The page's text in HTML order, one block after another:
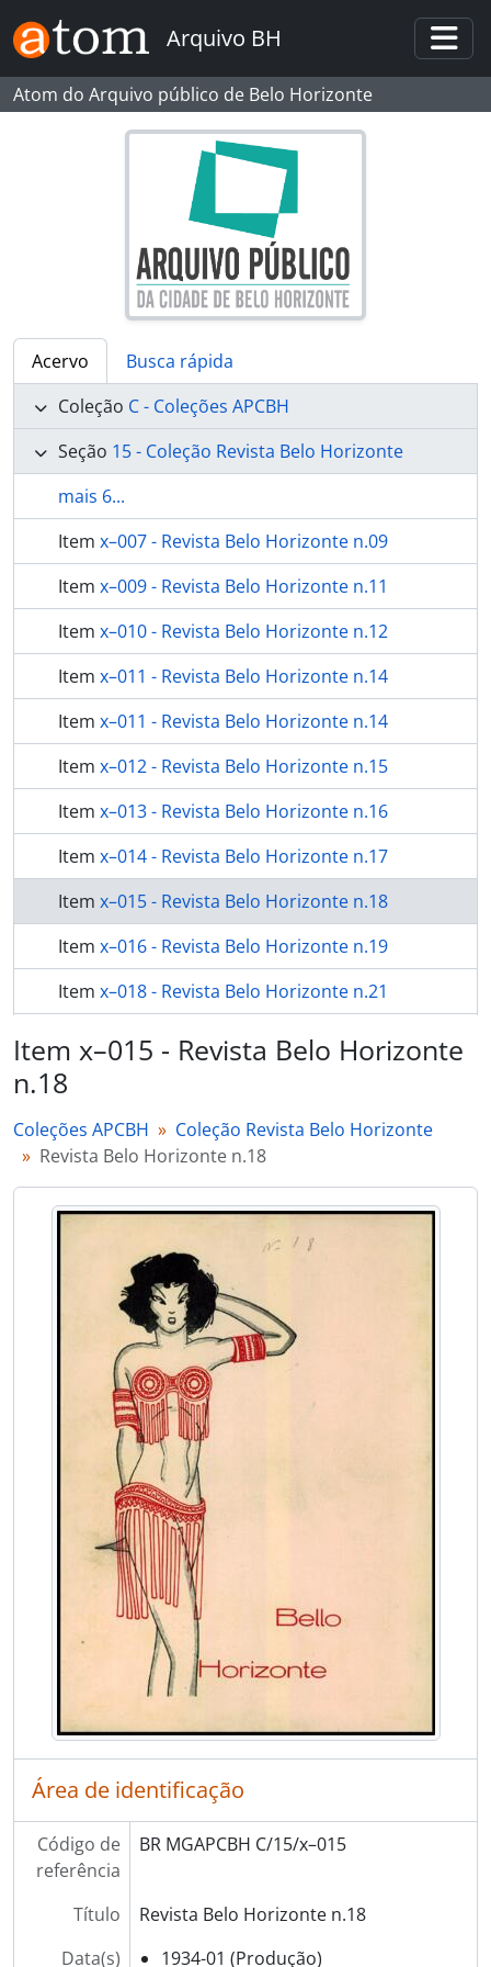
Skip to main content
Arquivo BH
Atom do Arquivo público de Belo Horizonte
Acervo
Busca rápida
Coleção C - Coleções APCBH
Seção 15 - Coleção Revista Belo Horizonte
mais 6...
Item x–007 - Revista Belo Horizonte n.09
Item x–009 - Revista Belo Horizonte n.11
Item x–010 - Revista Belo Horizonte n.12
Item x–011 - Revista Belo Horizonte n.14
Item x–011 - Revista Belo Horizonte n.14
Item x–012 - Revista Belo Horizonte n.15
Item x–013 - Revista Belo Horizonte n.16
Item x–014 - Revista Belo Horizonte n.17
Item x–015 - Revista Belo Horizonte n.18
Item x–016 - Revista Belo Horizonte n.19
Item x–018 - Revista Belo Horizonte n.21
x–019 - Revista Belo Horizonte n.67
Item
mais 30...
Item x–015 - Revista Belo Horizonte
n.18
Coleções APCBH
Coleção Revista Belo Horizonte
Revista Belo Horizonte n.18
Área de identificação
Código de
referência
BR MGAPCBH C/15/x–015
Título
Revista Belo Horizonte n.18
Data(s)
1934-01 (Produção)